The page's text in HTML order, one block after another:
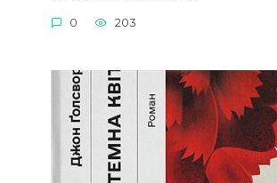
0 203